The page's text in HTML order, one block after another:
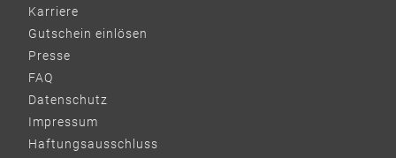
Karriere
Gutschein einlösen
Presse
FAQ
Datenschutz
Impressum
Haftungsausschluss